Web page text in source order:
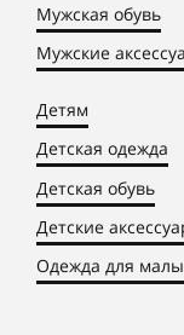
Мужская обувь
Мужские
Детям
Детская одежда
Детская обувь
Детские
Одежда для